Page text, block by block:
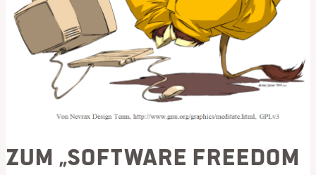
Zum „Software Freedom